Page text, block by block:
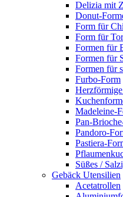
Delizia mit
Donut-
Form für
Form für
Formen für
Formen für
Formen für
Furbo-Form
Madeleine-
Pan-
Pandoro-
Pastiera-
Süßes /
Gebäck Utensilien
Acetatrollen